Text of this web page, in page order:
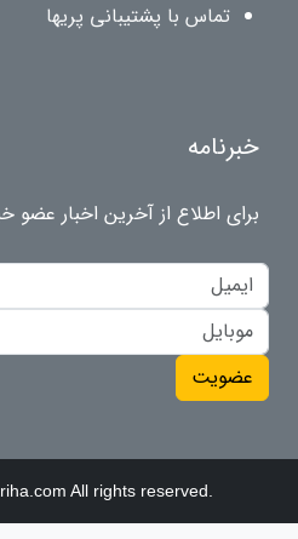
تماس با پشتیبانی پریها
خبرنامه
برای اطلاع از آخرین اخبار عضو
عضویت
All rights reserved.